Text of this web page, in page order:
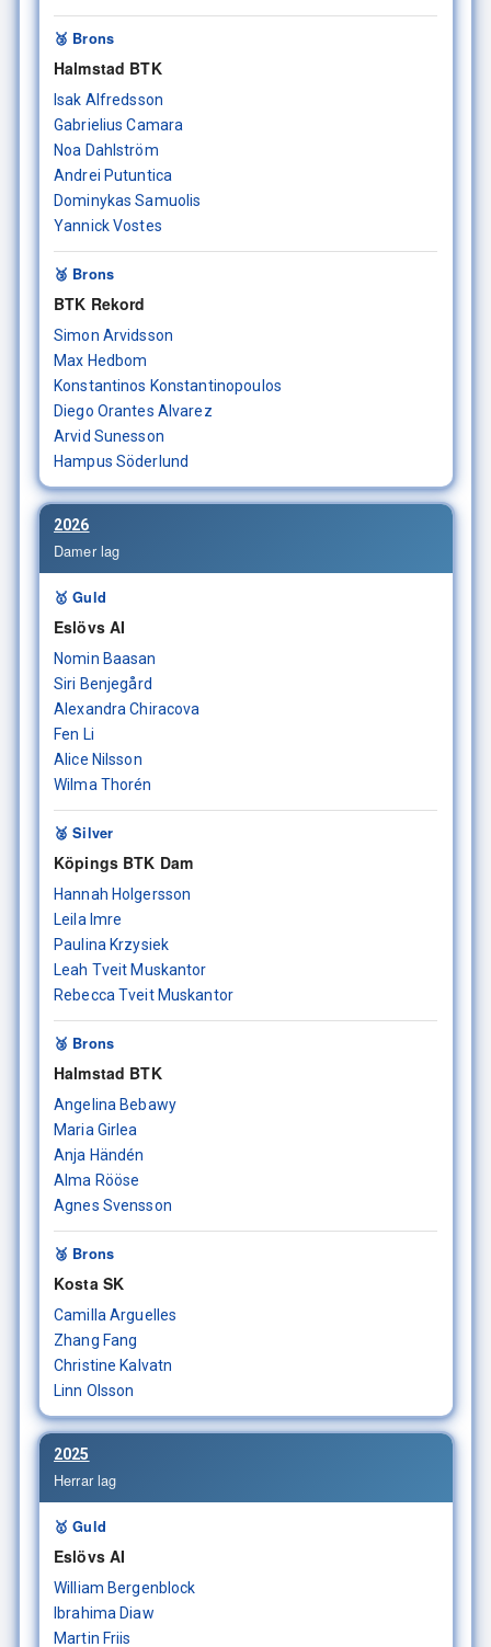
🥉 Brons
Halmstad BTK
Isak Alfredsson
Gabrielius Camara
Noa Dahlström
Andrei Putuntica
Dominykas Samuolis
Yannick Vostes
🥉 Brons
BTK Rekord
Simon Arvidsson
Max Hedbom
Konstantinos Konstantinopoulos
Diego Orantes Alvarez
Arvid Sunesson
Hampus Söderlund
2026
Damer lag
🥇 Guld
Eslövs AI
Nomin Baasan
Siri Benjegård
Alexandra Chiracova
Fen Li
Alice Nilsson
Wilma Thorén
🥈 Silver
Köpings BTK Dam
Hannah Holgersson
Leila Imre
Paulina Krzysiek
Leah Tveit Muskantor
Rebecca Tveit Muskantor
🥉 Brons
Halmstad BTK
Angelina Bebawy
Maria Girlea
Anja Händén
Alma Rööse
Agnes Svensson
🥉 Brons
Kosta SK
Camilla Arguelles
Zhang Fang
Christine Kalvatn
Linn Olsson
2025
Herrar lag
🥇 Guld
Eslövs AI
William Bergenblock
Ibrahima Diaw
Martin Friis